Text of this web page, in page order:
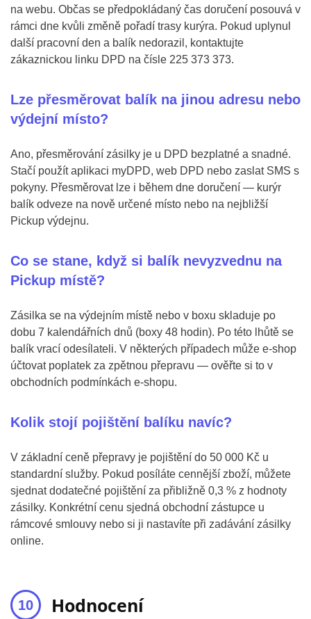
na webu. Občas se předpokládaný čas doručení posouvá v
rámci dne kvůli změně pořadí trasy kurýra. Pokud uplynul
další pracovní den a balík nedorazil, kontaktujte
zákaznickou linku DPD na čísle 225 373 373.
Lze přesměrovat balík na jinou adresu nebo
výdejní místo?
Ano, přesměrování zásilky je u DPD bezplatné a snadné.
Stačí použít aplikaci myDPD, web DPD nebo zaslat SMS s
pokyny. Přesměrovat lze i během dne doručení — kurýr
balík odveze na nově určené místo nebo na nejbližší
Pickup výdejnu.
Co se stane, když si balík nevyzvednu na
Pickup místě?
Zásilka se na výdejním místě nebo v boxu skladuje po
dobu 7 kalendářních dnů (boxy 48 hodin). Po této lhůtě se
balík vrací odesílateli. V některých případech může e-shop
účtovat poplatek za zpětnou přepravu — ověřte si to v
obchodních podmínkách e-shopu.
Kolik stojí pojištění balíku navíc?
V základní ceně přepravy je pojištění do 50 000 Kč u
standardní služby. Pokud posíláte cennější zboží, můžete
sjednat dodatečné pojištění za přibližně 0,3 % z hodnoty
zásilky. Konkrétní cenu sjedná obchodní zástupce u
rámcové smlouvy nebo si ji nastavíte při zadávání zásilky
online.
Hodnocení